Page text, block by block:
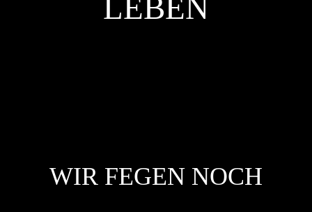
LEBEN
WIR FEGEN NOCH